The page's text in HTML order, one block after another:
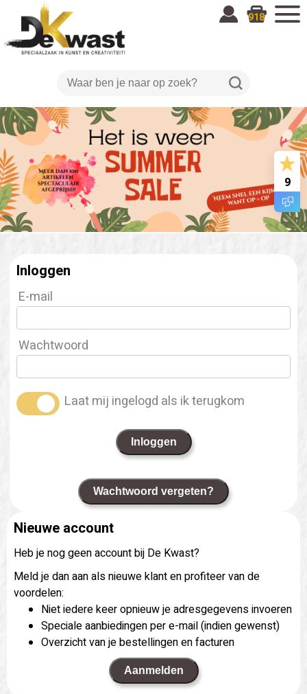
918
9
Inloggen
E-mail
Wachtwoord
Laat mij ingelogd als ik terugkom
Inloggen
Wachtwoord vergeten?
Nieuwe account
Heb je nog geen account bij De Kwast?
Meld je dan aan als nieuwe klant en profiteer van de
voordelen:
Niet iedere keer opnieuw je adresgegevens invoeren
Speciale aanbiedingen per e-mail (indien gewenst)
Overzicht van je bestellingen en facturen
Aanmelden